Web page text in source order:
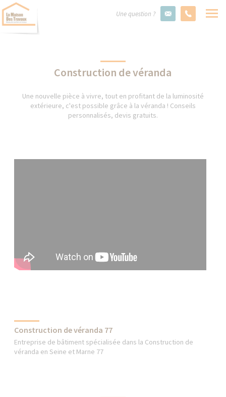
Une question ?
Construction de véranda
Une nouvelle pièce à vivre, tout en profitant de la luminosité
extérieure, c'est possible grâce à la véranda ! Conseils
personnalisés, devis gratuits.
Construction de véranda 77
Entreprise de bâtiment spécialisée dans la Construction de
véranda en Seine et Marne 77